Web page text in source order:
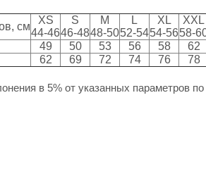
см
XS
44-46
S
46-48
M
48-50
L
52-54
XL
54-56
XXL
58-
49 50 53 56 58 62
62 69 72 74 76 78
в 5% от указанных параметров